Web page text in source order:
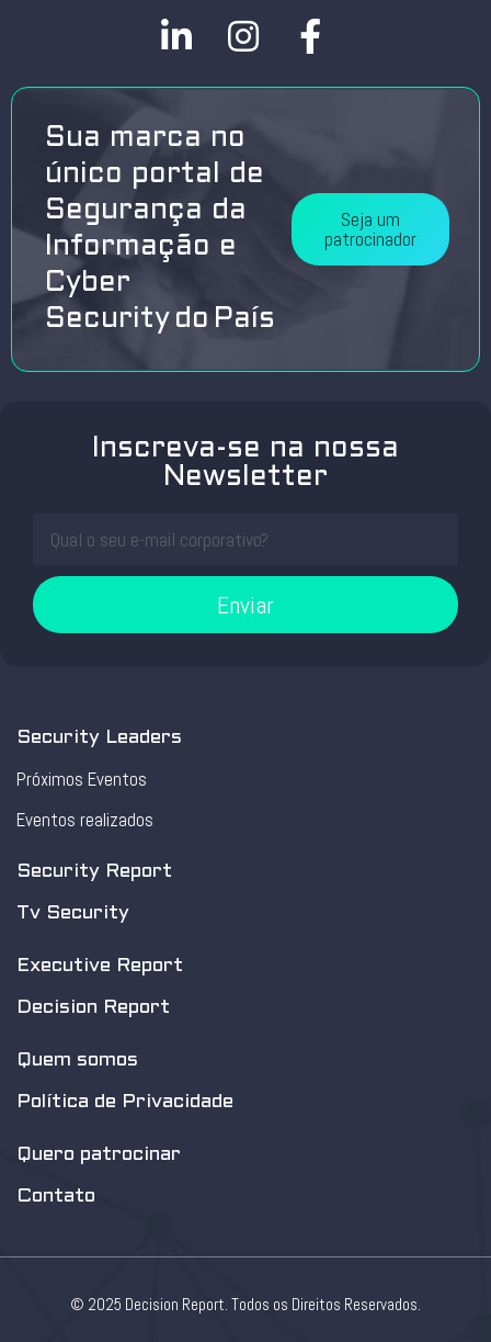
Sua marca no
único portal de
Segurança da
Informação e
Cyber
Security do País
Seja um
patrocinador
Inscreva-se na nossa
Newsletter
Enviar
Security Leaders
Próximos Eventos
Eventos realizados
Security Report
Tv Security
Executive Report
Decision Report
Quem somos
Política de Privacidade
Quero patrocinar
Contato
© 2025 Decision Report. Todos os Direitos Reservados.